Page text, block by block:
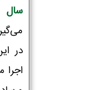
سال
در
اجرا